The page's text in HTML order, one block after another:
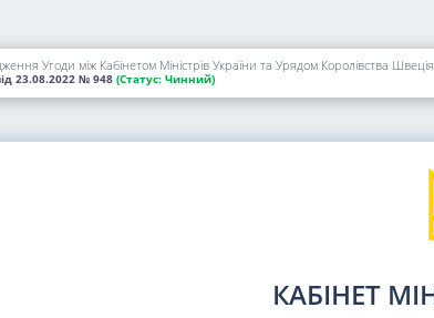
Угоди між Кабінетом Міністрів України та Урядом Королівства
23.08.2022 № 948 (Статус: Чинний)
КАБІНЕТ